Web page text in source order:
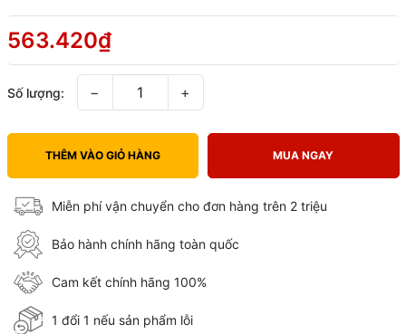
563.420₫
Số lượng: − +
THÊM VÀO GIỎ HÀNG MUA NGAY
Miễn phí vận chuyển cho đơn hàng trên 2 triệu
Bảo hành chính hãng toàn quốc
Cam kết chính hãng 100%
1 đổi 1 nếu sản phẩm lỗi